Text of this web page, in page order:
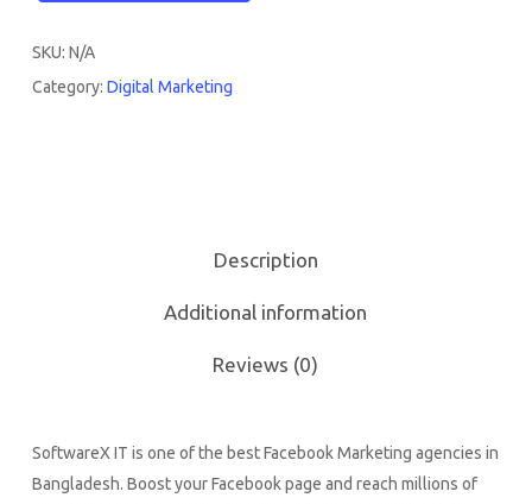
SKU: N/A
Category: Digital Marketing
Description
Additional information
Reviews (0)
SoftwareX IT is one of the best Facebook Marketing agencies in
Bangladesh. Boost your Facebook page and reach millions of